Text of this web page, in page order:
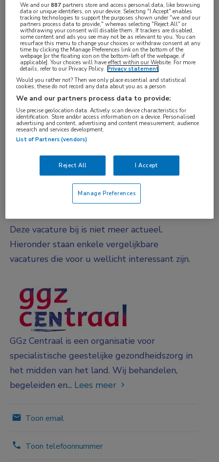
Psychiater
BRANCHE
Zelfstandige kliniek
AANSTELLING
Vaste aanstelling
PLAATSINGSDATUM
18 januari 2026
WO
ERVARING
Deze vacature bij is niet meer actueel.
Hieronder staan enkele vergelijkbare
vacatures die voor u wellicht interessant zijn.
GGz Centraal is een organisatie voor
specialistische geestelijke gezondheidszorg in
het midden van het land. Wij behandelen,
begeleiden en... Lees meer
Toon email
Toon telefoonnummer
We and our887 partners store and access personal data, like browsing
data or unique identifiers, on your device. Selecting "I Accept" enables
tracking technologies to support the purposes shown under "we and our
partners process data to provide," whereas selecting "Reject All" or
withdrawing your consent will disable them. If trackers are disabled,
some content and ads you see may not be as relevant to you. You can
resurface this menu to change your choices or withdraw consent at any
time by clicking the Manage Preferences link on the bottom of the
webpage [or the floating icon on the bottom-left of the webpage, if
applicable]. Your choices will have effect within our Website. For more
details, refer to our Privacy Policy. Privacy statement
Would you rather not? Then we only place essential and statistical
cookies, these do not record any data about you as a person
We and our partners process data to provide:
Use precise geolocation data. Actively scan device characteristics for
identification. Store and/or access information on a device. Personalised
advertising and content, advertising and content measurement, audience
research and services development.
List of Partners (vendors)
Reject All I Accept
Manage Preferences